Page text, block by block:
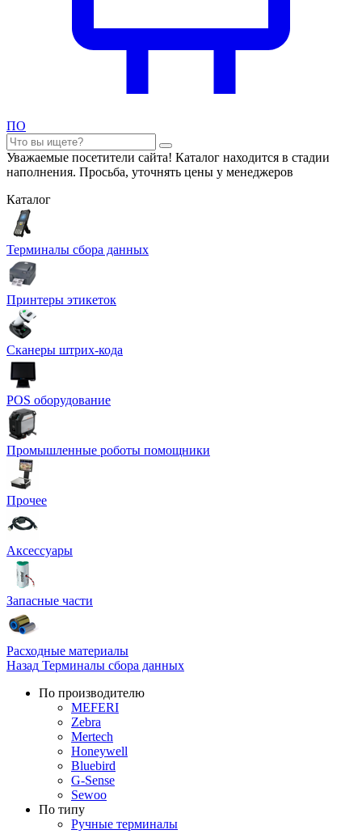
ПО
Уважаемые посетители сайта! Каталог находится в стадии
наполнения. Просьба, уточнять цены у менеджеров
Каталог
Терминалы сбора данных
Принтеры этикеток
Сканеры штрих-кода
POS оборудование
Промышленные роботы помощники
Прочее
Аксессуары
Запасные части
Расходные материалы
Назад Терминалы сбора данных
По производителю
MEFERI
Zebra
Mertech
Honeywell
Bluebird
G-Sense
Sewoo
По типу
Ручные терминалы